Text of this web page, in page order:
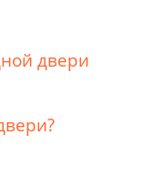
двери